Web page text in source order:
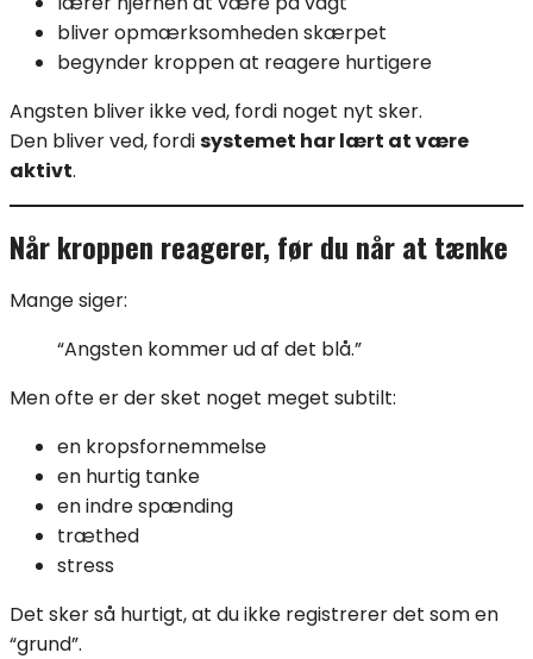
bliver opmærksomheden skærpet
begynder kroppen at reagere hurtigere
Angsten bliver ikke ved, fordi noget nyt sker.
Den bliver ved, fordisystemet har lært at være
aktivt.
Når kroppen reagerer, før du når at tænke
Mange siger:
“Angsten kommer ud af det blå.”
Men ofte er der sket noget meget subtilt:
en kropsfornemmelse
en hurtig tanke
en indre spænding
træthed
stress
Det sker så hurtigt, at du ikke registrerer det som en
“grund”.